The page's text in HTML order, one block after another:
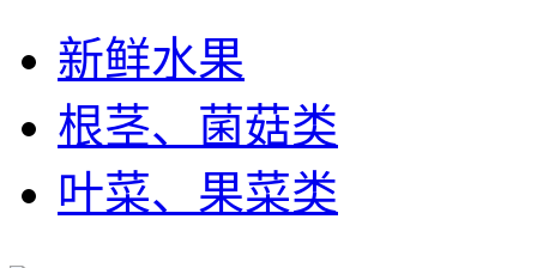
新鲜水果
根茎、菌菇类
叶菜、果菜类